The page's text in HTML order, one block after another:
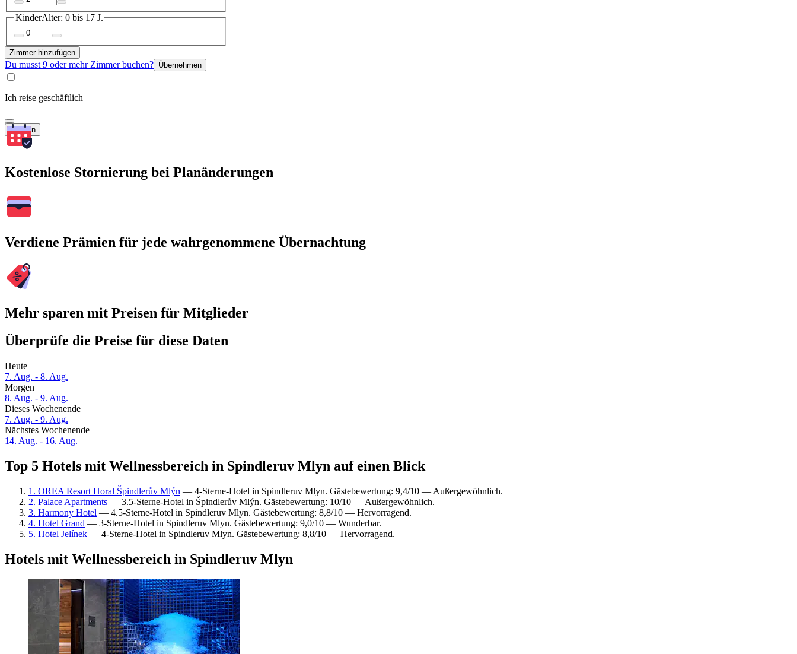
KinderAlter: 0 bis 17 J.
Zimmer hinzufügen
Du musst 9 oder mehr Zimmer buchen? Übernehmen
Ich reise geschäftlich
Suchen
Kostenlose Stornierung bei Planänderungen
Verdiene Prämien für jede wahrgenommene Übernachtung
Mehr sparen mit Preisen für Mitglieder
Überprüfe die Preise für diese Daten
Heute
7. Aug. - 8. Aug.
Morgen
8. Aug. - 9. Aug.
Dieses Wochenende
7. Aug. - 9. Aug.
Nächstes Wochenende
14. Aug. - 16. Aug.
Top 5 Hotels mit Wellnessbereich in Spindleruv Mlyn auf einen Blick
1. OREA Resort Horal Špindlerův Mlýn — 4-Sterne-Hotel in Spindleruv Mlyn. Gästebewertung: 9,4/10 — Außergewöhnlich.
2. Palace Apartments — 3.5-Sterne-Hotel in Špindlerův Mlýn. Gästebewertung: 10/10 — Außergewöhnlich.
3. Harmony Hotel — 4.5-Sterne-Hotel in Spindleruv Mlyn. Gästebewertung: 8,8/10 — Hervorragend.
4. Hotel Grand — 3-Sterne-Hotel in Spindleruv Mlyn. Gästebewertung: 9,0/10 — Wunderbar.
5. Hotel Jelínek — 4-Sterne-Hotel in Spindleruv Mlyn. Gästebewertung: 8,8/10 — Hervorragend.
Hotels mit Wellnessbereich in Spindleruv Mlyn